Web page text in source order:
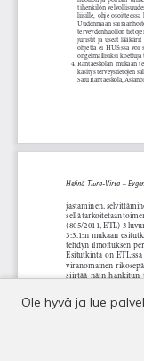
Ole hyvä ja lue